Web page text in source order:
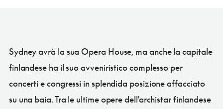
Sydney avrà la sua Opera House, ma anche la capitale
finlandese ha il suo avveniristico complesso per
concerti e congressi in splendida posizione affacciato
su una baia. Tra le ultime opere dell'archistar finlandese